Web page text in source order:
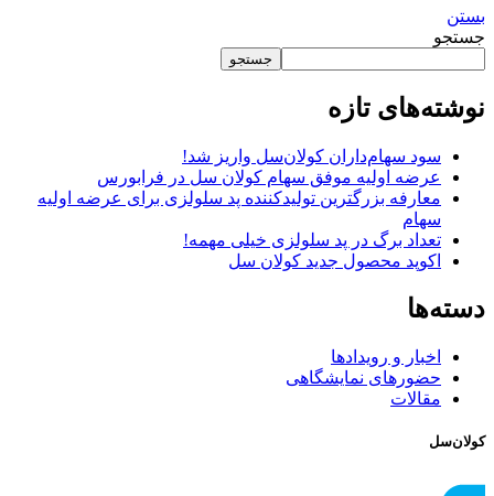
بستن
جستجو
جستجو
نوشته‌های تازه
سود سهام‌داران کولان‌سل واریز شد!
عرضه اولیه موفق سهام کولان سل در فرابورس
معارفه بزرگترین تولیدکننده پد سلولزی برای عرضه اولیه
سهام
تعداد برگ در پد سلولزی خیلی مهمه!
اکوپد محصول جدید کولان‌ سل
دسته‌ها
اخبار و رویدادها
حضورهای نمایشگاهی
مقالات
کولان‌سل